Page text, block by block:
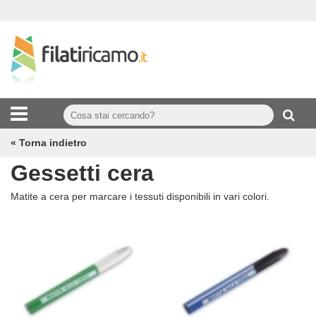
« Torna indietro
Gessetti cera
Matite a cera per marcare i tessuti disponibili in vari colori.